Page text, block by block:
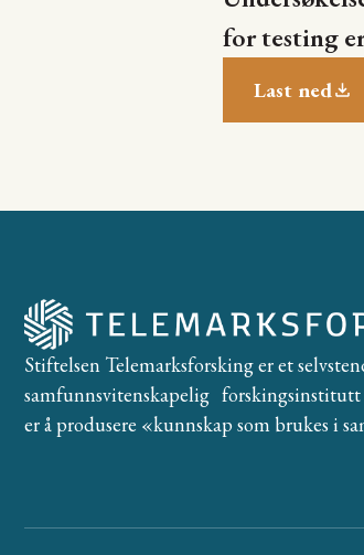
for testing
Last ned
Stiftelsen Telemarksforsking er et
samfunnsvitenskapelig forskingsinstitutt
er å produsere «kunnskap som brukes i